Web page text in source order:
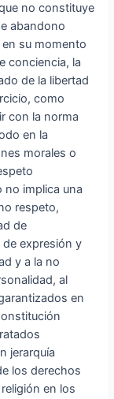
no constituye
abandono
su momento
conciencia, la
de la libertad
como
con la norma
en la
morales o
no implica una
respeto,
de
expresión y
y a la no
al
en
jerarquía
los derechos
en los